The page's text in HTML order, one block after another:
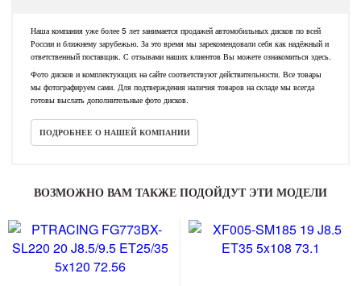
Наша компания уже более 5 лет занимается продажей автомобильных дисков по всей
России и ближнему зарубежью. За это время мы зарекомендовали себя как надёжный и
ответственный поставщик. С отзывами наших клиентов Вы можете ознакомиться здесь.
Фото дисков и комплектующих на сайте соответствуют действительности. Все товары
мы фотографируем сами. Для подтверждения наличия товаров на складе мы всегда
готовы выслать дополнительные фото дисков.
ПОДРОБНЕЕ О НАШЕЙ КОМПАНИИ
ВОЗМОЖНО ВАМ ТАКЖЕ ПОДОЙДУТ ЭТИ МОДЕЛИ